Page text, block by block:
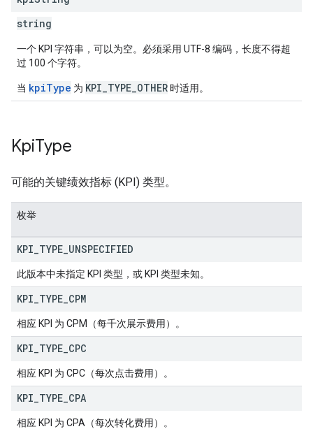
string
一个 KPI 字符串，可以为空。必须采用 UTF-8 编码，长度不得超
过 100 个字符。
当 kpiType 为 KPI_TYPE_OTHER 时适用。
KpiType
可能的关键绩效指标 (KPI) 类型。
枚举
KPI TYPE UNSPECIFIED
此版本中未指定 KPI 类型，或 KPI 类型未知。
KPI TYPE CPM
相应 KPI 为 CPM（每千次展示费用）。
KPI TYPE CPC
相应 KPI 为 CPC（每次点击费用）。
KPI TYPE CPA
相应 KPI 为 CPA（每次转化费用）。